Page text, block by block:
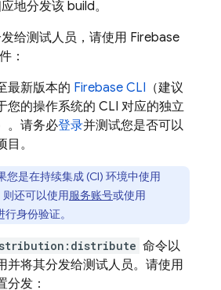
地分发该 build。
给测试人员，请使用 Firebase
：
最新版本的 Firebase CLI （建议
您的操作系统的 CLI 对应的独立
。请务必登录并测试您是否可以
。
您是在持续集成 (CI) 环境中使用
则还可以使用服务账号或使用
行身份验证。
命令以
并将其分发给测试人员。请使用
分发：